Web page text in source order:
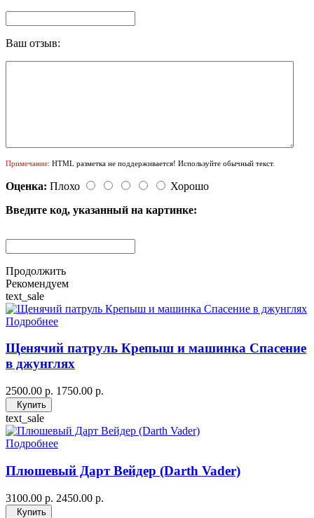
Ваш отзыв:
Примечание: HTML разметка не поддерживается! Используйте обычный текст.
Оценка: Плохо
Хорошо
Введите код, указанный на картинке:
Продолжить
Рекомендуем
text_sale
Подробнее
Щенячий патруль Крепыш и машинка Спасение
в джунглях
2500.00 р. 1750.00 р.
Купить
text_sale
Подробнее
Плюшевый Дарт Вейдер (Darth Vader)
3100.00 р. 2450.00 р.
Купить